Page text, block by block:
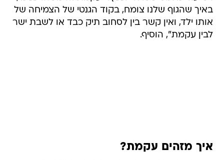
באיך שהגוף שלנו צומח, בקוד הגנטי של הצמיחה של
אותו ילד, ואין קשר בין לסחוב תיק כבד או לשבת ישר
לבין עקמת", הוסיף.
איך מזהים עקמת?